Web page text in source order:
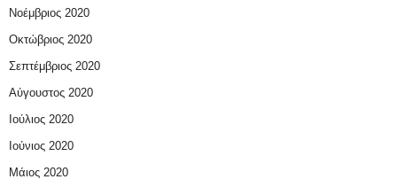
Νοέμβριος 2020
Οκτώβριος 2020
Σεπτέμβριος 2020
Αύγουστος 2020
Ιούλιος 2020
Ιούνιος 2020
Μάιος 2020